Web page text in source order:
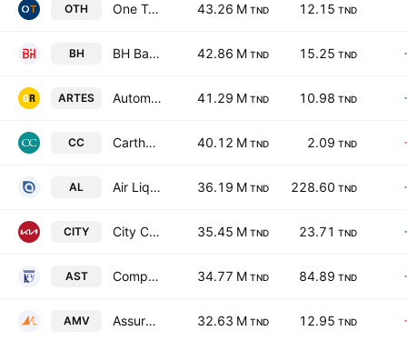
OTH One Tech Holding SA 43.26 M TND 12.15 TND
BH BH Bank 42.86 M TND 15.25 TND
ARTES Automobile Reseau Tunisien et Services SA 41.29 M TND 10.98 TND
CC Carthage Cement 40.12 M TND 2.09 TND
AL Air Liquide Tunisie SA 36.19 M TND 228.60 TND
CITY City Cars SA 35.45 M TND 23.71 TND
AST Compagnie d'Assurances & de Reassurances SA 34.77 M TND 84.89 TND
AMV Assurances Maghrebia Vie 32.63 M TND 12.95 TND